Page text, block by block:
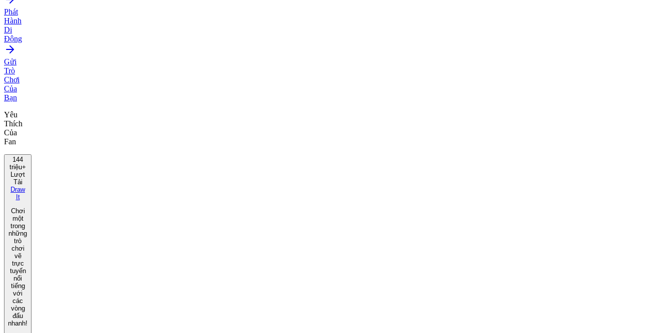
Phát
Hành
Di
Động
Gửi
Trò
Chơi
Của
Bạn
Yêu
Thích
Của
Fan
144
triệu+
Lượt
Tải
Draw
It
Chơi
một
trong
những
trò
chơi
vẽ
trực
tuyến
nổi
tiếng
với
các
vòng
đấu
nhanh!